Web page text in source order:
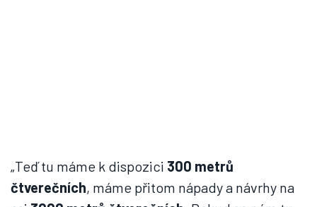
„Teď tu máme k dispozici 300 metrů
čtverečních, máme přitom nápady a návrhy na